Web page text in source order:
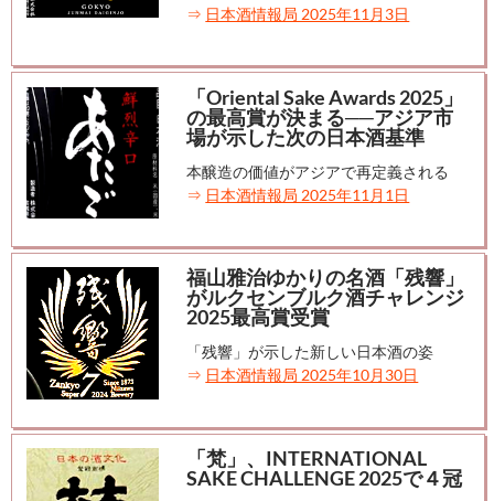
⇒ 日本酒情報局 2025年11月3日
「Oriental Sake Awards 2025」
の最高賞が決まる──アジア市
場が示した次の日本酒基準
本醸造の価値がアジアで再定義される
⇒ 日本酒情報局 2025年11月1日
福山雅治ゆかりの名酒「残響」
がルクセンブルク酒チャレンジ
2025最高賞受賞
「残響」が示した新しい日本酒の姿
⇒ 日本酒情報局 2025年10月30日
「梵」、INTERNATIONAL
SAKE CHALLENGE 2025で４冠